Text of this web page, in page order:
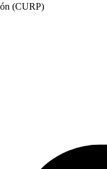
(CURP)